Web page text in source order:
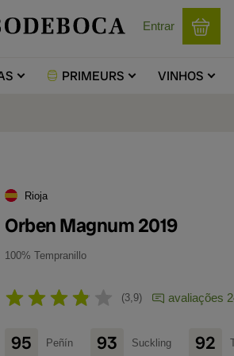
Entrar
PRIMEURS VINHOS
Rioja
Orben Magnum 2019
100% Tempranillo
3,9 avaliações
95 Peñín 93 Suckling 92